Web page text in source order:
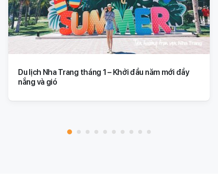
Du lịch Nha Trang tháng 1 – Khởi đầu năm mới đầy
nắng và gió